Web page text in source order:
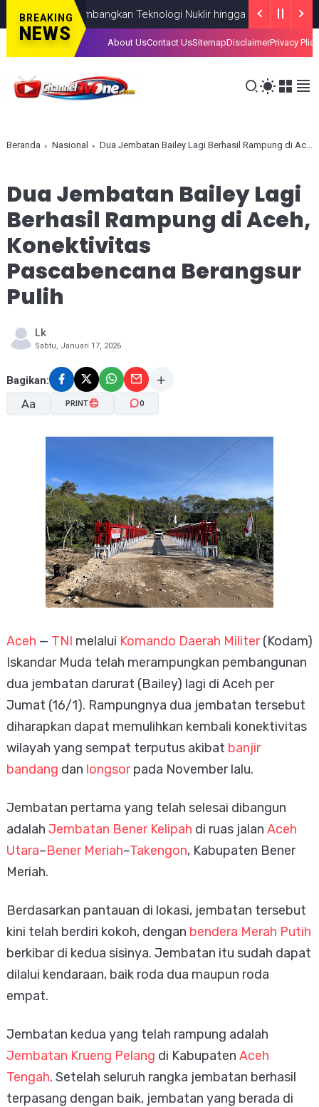
BREAKING
NEWS
Kembangkan Teknologi Nuklir hingga AI NASIONAL
About UsContact UsSitemapDisclaimerPrivacy Plice
Beranda Nasional Dua Jembatan Bailey Lagi Berhasil Rampung di Aceh, Konektivitas Pascabencana Berangsur Pulih
Dua Jembatan Bailey Lagi
Berhasil Rampung di Aceh,
Konektivitas
Pascabencana Berangsur
Pulih
Lk
Sabtu, Januari 17, 2026
Bagikan:
Aa PRINT 0
Aceh — TNI melalui Komando Daerah Militer(Kodam)
Iskandar Muda telah merampungkan pembangunan
dua jembatan darurat (Bailey) lagi di Aceh per
Jumat (16/1). Rampungnya dua jembatan tersebut
diharapkan dapat memulihkan kembali konektivitas
wilayah yang sempat terputus akibat banjir
bandang dan longsorpada November lalu.
Jembatan pertama yang telah selesai dibangun
adalah Jembatan Bener Kelipah di ruas jalan Aceh
Utara–Bener Meriah–Takengon, Kabupaten Bener
Meriah.
Berdasarkan pantauan di lokasi, jembatan tersebut
kini telah berdiri kokoh, dengan bendera Merah Putih
berkibar di kedua sisinya. Jembatan itu sudah dapat
dilalui kendaraan, baik roda dua maupun roda
empat.
Jembatan kedua yang telah rampung adalah
Jembatan Krueng Pelang di Kabupaten Aceh
Tengah. Setelah seluruh rangka jembatan berhasil
terpasang dengan baik, jembatan yang berada di